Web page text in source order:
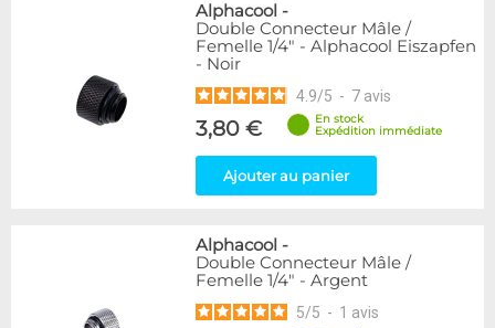
Alphacool -
Double Connecteur Mâle /
Femelle 1/4" - Alphacool Eiszapfen
- Noir
4.9/5 - 7 avis
3,80 €
En stock
Expédition immédiate
Ajouter au panier
Alphacool -
Double Connecteur Mâle /
Femelle 1/4" - Argent
5/5 - 1 avis